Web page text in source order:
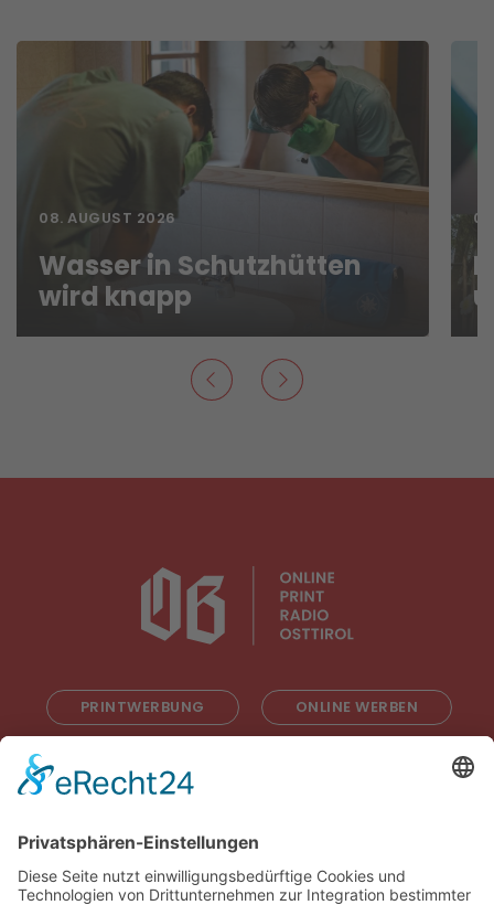
08. AUGUST 2026
Wasser in Schutzhütten
wird knapp
PRINTWERBUNG ONLINE WERBEN